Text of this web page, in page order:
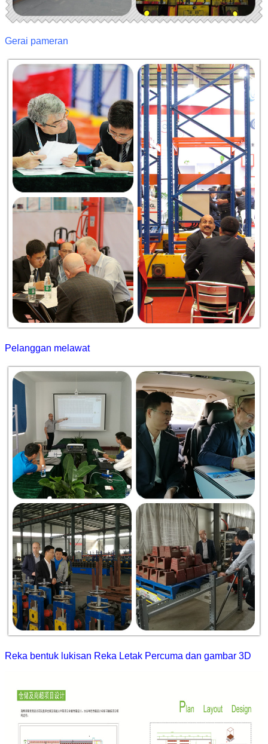
Gerai pameran
Pelanggan melawat
Reka bentuk lukisan Reka Letak Percuma dan gambar 3D